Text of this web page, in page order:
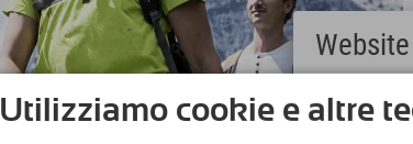
Utilizziamo cookie e altre
Website
Deutsch
(German)